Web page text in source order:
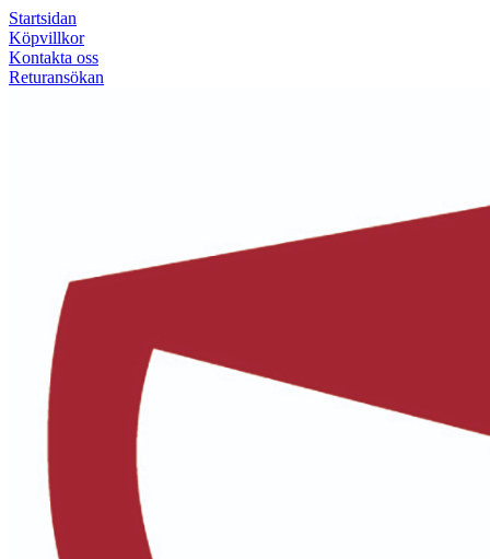
Startsidan
Köpvillkor
Kontakta oss
Returansökan